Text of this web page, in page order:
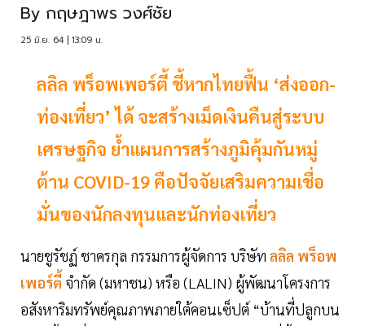
By กฤษฎาพร วงศ์ชัย
25 มิ.ย. 64 | 13:09 น.
ลลิล พร็อพเพอร์ตี้ ชี้หากไทยฟื้น ‘ส่งออก-
ท่องเที่ยว’ ได้ จะสร้างเม็ดเงินคืนสู่ระบบ
เศรษฐกิจ ย้ำแผนการสร้างภูมิคุ้มกันหมู่
ต้าน COVID-19 คือปัจจัยเสริมความเชื่อ
มั่นของนักลงทุนและนักท่องเที่ยว
นายชูรัชฏ์ ชาครกุล กรรมการผู้จัดการ บริษัท ลลิล พร็อพ
เพอร์ตี้ จำกัด (มหาชน) หรือ (LALIN) ผู้พัฒนาโครงการ
อสังหาริมทรัพย์คุณภาพภายใต้คอนเซ็ปต์ “บ้านที่ปลูกบน